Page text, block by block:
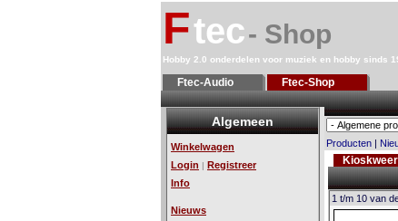
Ftec- Shop
Hobby 2.0 onderdelen voor muziek en hobby sinds
Ftec-Audio Ftec-Shop
Algemeen
Winkelwagen
Login | Registreer
Info
Nieuws
Producten |
1 t/m 10 van